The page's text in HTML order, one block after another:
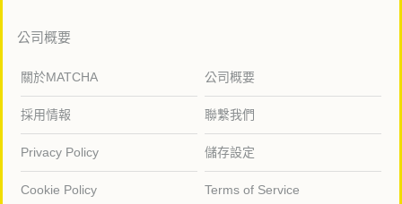
公司概要
關於MATCHA 公司概要
採用情報 聯繫我們
Privacy Policy 儲存設定
Cookie Policy Terms of Service